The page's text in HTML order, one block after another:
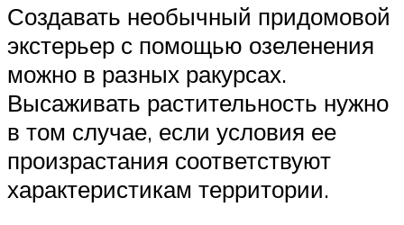
Создавать необычный придомовой
экстерьер с помощью озеленения
можно в разных ракурсах.
Высаживать растительность нужно
в том случае, если условия ее
произрастания соответствуют
характеристикам территории.